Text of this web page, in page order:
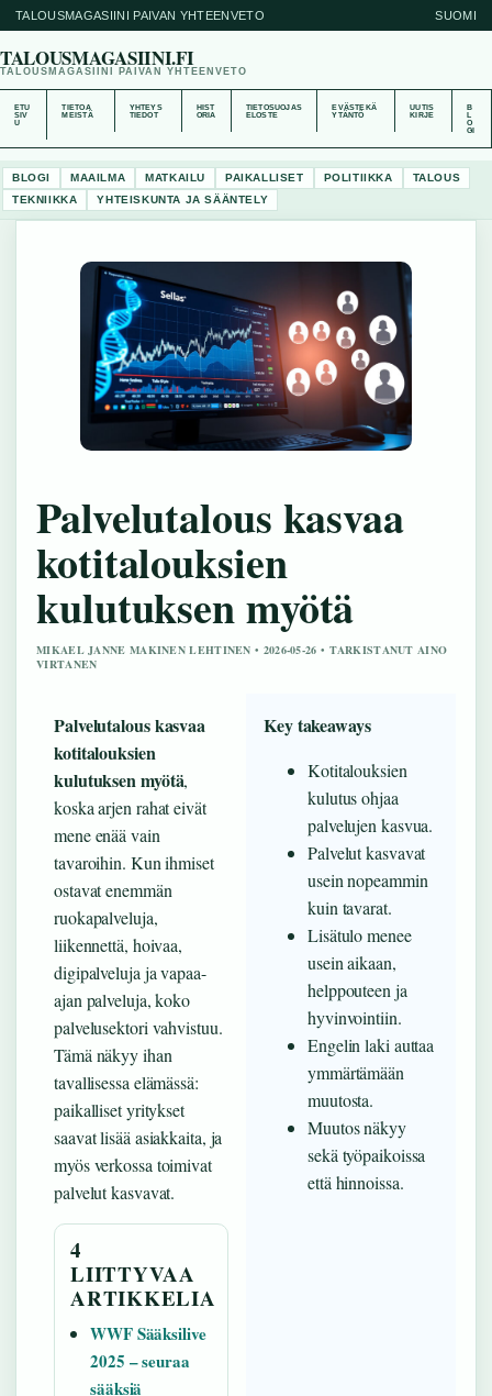
TALOUSMAGASIINI PAIVAN YHTEENVETO SUOMI
TALOUSMAGASIINI.FI
TALOUSMAGASIINI PAIVAN YHTEENVETO
ETU
SIV
U
TIETOA
MEISTÄ
YHTEYS
TIEDOT
HIST
ORIA
TIETOSUOJAS
ELOSTE
EVÄSTEKÄ
YTÄNTÖ
UUTIS
KIRJE
B
O
GI
BLOGI MAAILMA MATKAILU PAIKALLISET POLITIIKKA
TALOUS
TEKNIIKKA
YHTEISKUNTA JA SÄÄNTELY
Palvelutalous kasvaa
kotitalouksien
kulutuksen myötä
MIKAEL JANNE MAKINEN LEHTINEN • 2026-05-26 • TARKISTANUT AINO
VIRTANEN
Palvelutalous kasvaa
kotitalouksien
kulutuksen myötä,
koska arjen rahat eivät
mene enää vain
tavaroihin. Kun ihmiset
ostavat enemmän
ruokapalveluja,
liikennettä, hoivaa,
digipalveluja ja vapaa-
ajan palveluja, koko
palvelusektori vahvistuu.
Tämä näkyy ihan
tavallisessa elämässä:
paikalliset yritykset
saavat lisää asiakkaita, ja
myös verkossa toimivat
palvelut kasvavat.
4
LIITTYVAA
ARTIKKELIA
WWF Sääksilive
2025 – seuraa
sääksiä
Key takeaways
Kotitalouksien
kulutus ohjaa
palvelujen kasvua.
Palvelut kasvavat
usein nopeammin
kuin tavarat.
Lisätulo menee
usein aikaan,
helppouteen ja
hyvinvointiin.
Engelin laki auttaa
ymmärtämään
muutosta.
Muutos näkyy
sekä työpaikoissa
että hinnoissa.